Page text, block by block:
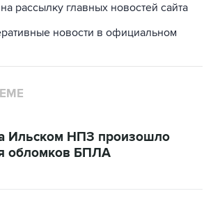
рассылку главных новостей сайта
новости в официальном
Ильском НПЗ произошло
обломков БПЛА